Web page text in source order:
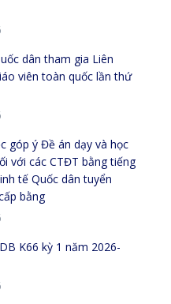
dân tham gia Liên
viên toàn quốc lần thứ
góp ý Đề án dạy và học
với các CTĐT bằng tiếng
tế Quốc dân tuyển
bằng
K66 kỳ 1 năm 2026-